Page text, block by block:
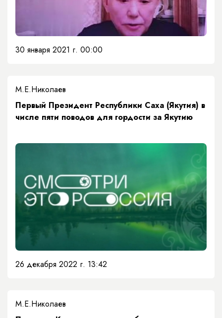
30 января 2021 г. 00:00
М.Е.Николаев
Первый Президент Республики Саха (Якутия) в
числе пяти поводов для гордости за Якутию
26 декабря 2022 г. 13:42
М.Е.Николаев